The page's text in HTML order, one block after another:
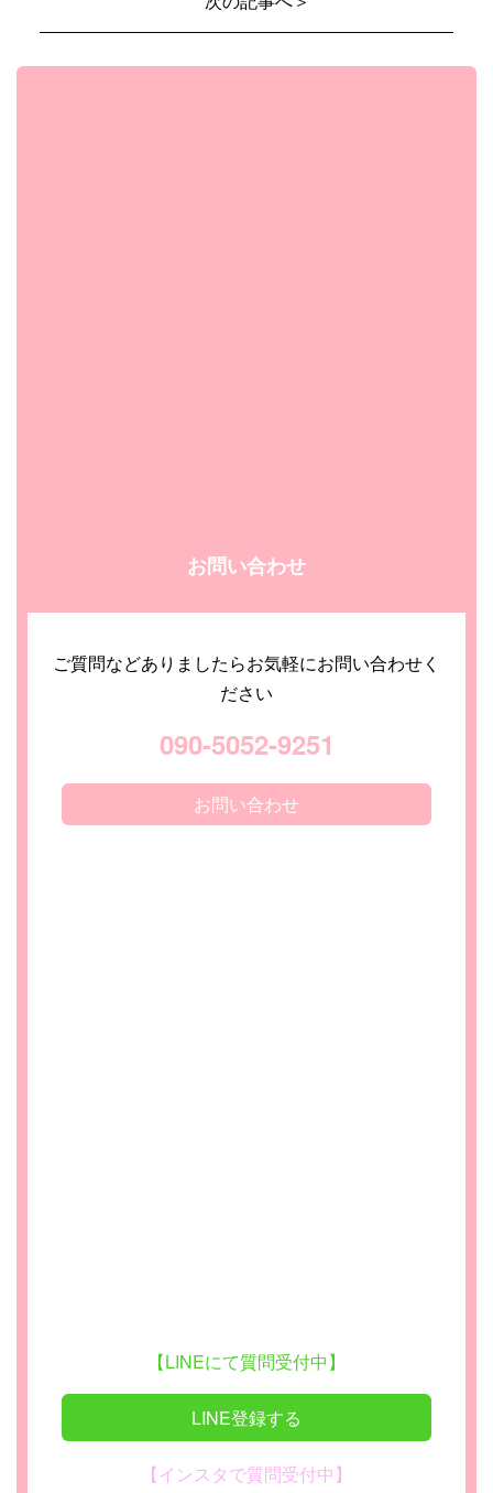
お問い合わせ
ご質問などありましたらお気軽にお問い合わせく
ださい
090-5052-9251
お問い合わせ
【LINEにて質問受付中】
LINE登録する
【インスタで質問受付中】